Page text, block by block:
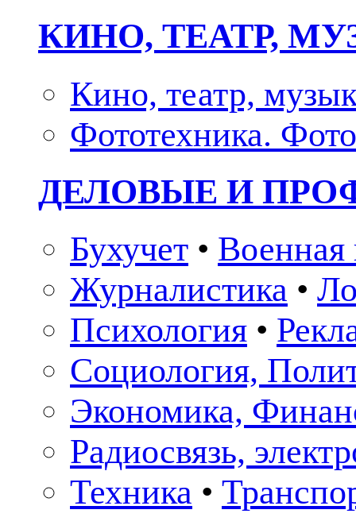
КИНО, ТЕАТР,
Кино, театр,
Фототехника.
ДЕЛОВЫЕ И
Бухучет • Военная
Журналистика •
Психология •
Социология,
Экономика,
Радиосвязь,
Техника •